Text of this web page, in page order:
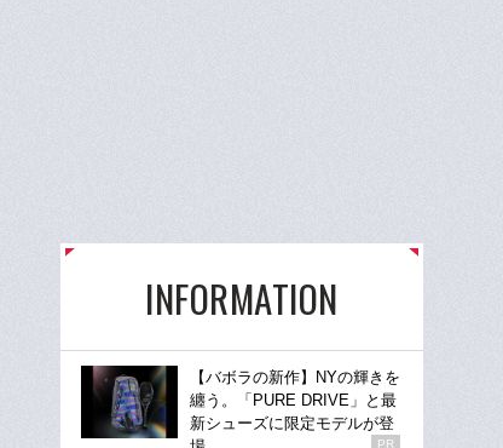
INFORMATION
【バボラの新作】NYの輝きを
纏う。「PURE DRIVE」と最
新シューズに限定モデルが登
PR